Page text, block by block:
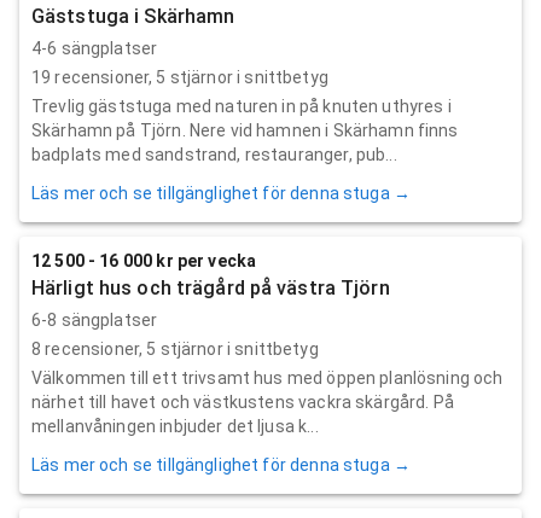
Gäststuga i Skärhamn
4-6 sängplatser
19 recensioner, 5 stjärnor i snittbetyg
Trevlig gäststuga med naturen in på knuten uthyres i
Skärhamn på Tjörn. Nere vid hamnen i Skärhamn finns
badplats med sandstrand, restauranger, pub...
Läs mer och se tillgänglighet för denna stuga →
12 500 - 16 000 kr per vecka
Härligt hus och trägård på västra Tjörn
6-8 sängplatser
8 recensioner, 5 stjärnor i snittbetyg
Välkommen till ett trivsamt hus med öppen planlösning och
närhet till havet och västkustens vackra skärgård. På
mellanvåningen inbjuder det ljusa k...
Läs mer och se tillgänglighet för denna stuga →